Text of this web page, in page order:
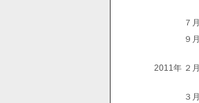
７月
９月
2011年 ２月
３月